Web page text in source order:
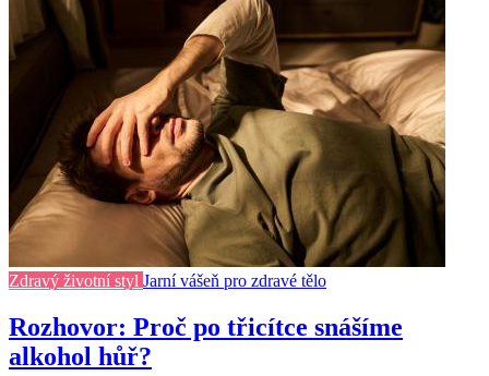
Zdravý životní styl Jarní vášeň pro zdravé tělo
Rozhovor: Proč po třicítce snášíme
alkohol hůř?